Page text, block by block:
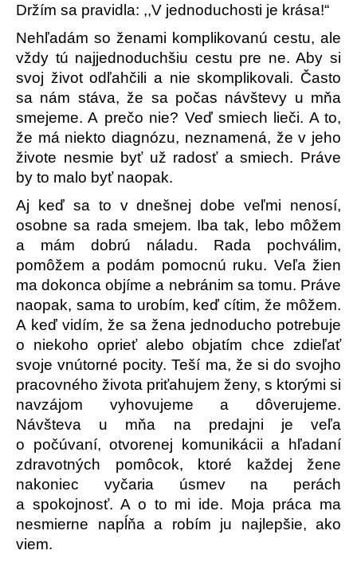
Držím sa pravidla: ,,V jednoduchosti je krása!“
Nehľadám so ženami komplikovanú cestu, ale
vždy tú najjednoduchšiu cestu pre ne. Aby si
svoj život odľahčili a nie skomplikovali. Často
sa nám stáva, že sa počas návštevy u mňa
smejeme. A prečo nie? Veď smiech lieči. A to,
že má niekto diagnózu, neznamená, že v jeho
živote nesmie byť už radosť a smiech. Práve
by to malo byť naopak.
Aj keď sa to v dnešnej dobe veľmi nenosí,
osobne sa rada smejem. Iba tak, lebo môžem
a mám dobrú náladu. Rada pochválim,
pomôžem a podám pomocnú ruku. Veľa žien
ma dokonca objíme a nebránim sa tomu. Práve
naopak, sama to urobím, keď cítim, že môžem.
A keď vidím, že sa žena jednoducho potrebuje
o niekoho oprieť alebo objatím chce zdieľať
svoje vnútorné pocity. Teší ma, že si do svojho
pracovného života priťahujem ženy, s ktorými si
navzájom vyhovujeme a dôverujeme.
Návšteva u mňa na predajni je veľa
o počúvaní, otvorenej komunikácii a hľadaní
zdravotných pomôcok, ktoré každej žene
nakoniec vyčaria úsmev na perách
a spokojnosť. A o to mi ide. Moja práca ma
nesmierne napĺňa a robím ju najlepšie, ako
viem.